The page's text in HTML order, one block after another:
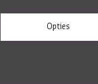
Opties